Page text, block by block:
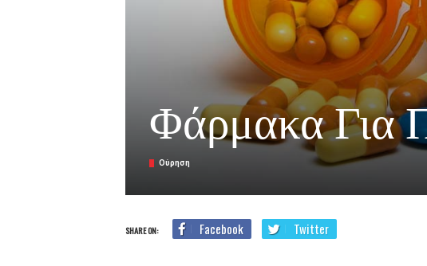
Φάρμακα Για
Ούρηση
SHARE ON: Facebook Twitter